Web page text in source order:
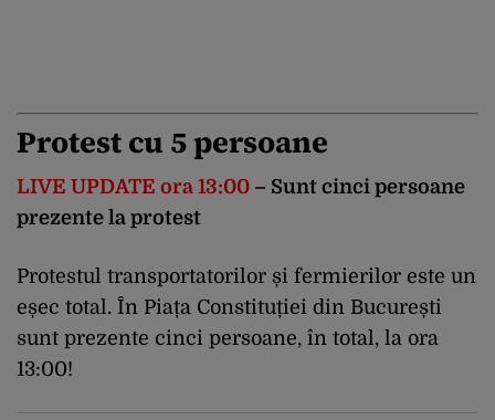
Protest cu 5 persoane
LIVE UPDATE ora 13:00 – Sunt cinci persoane
prezente la protest
Protestul transportatorilor și fermierilor este un
eșec total. În Piața Constituției din București
sunt prezente cinci persoane, în total, la ora
13:00!